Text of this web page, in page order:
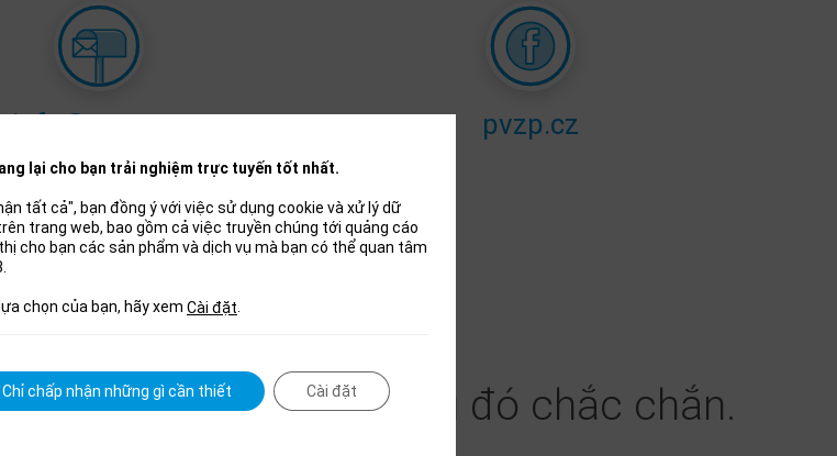
info@pvzp.cz pvzp.cz
đảm bảo với bạn. Điều đó chắc chắn.
lại cho bạn trải nghiệm trực tuyến tốt nhất.
tất cả", bạn đồng ý với việc sử dụng cookie và xử lý dữ
trang web, bao gồm cả việc truyền chúng tới quảng cáo
cho bạn các sản phẩm và dịch vụ mà bạn có thể quan tâm
chọn của bạn, hãy xem Cài đặt
Chỉ chấp nhận những gì cần thiết Cài đặt